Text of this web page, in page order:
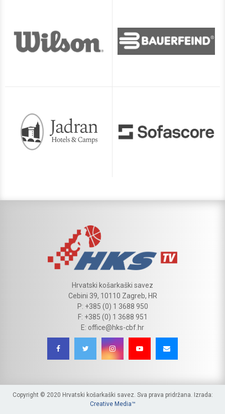
Hrvatski košarkaški savez
Cebini 39, 10110 Zagreb, HR
P: +385 (0) 1 3688 950
F: +385 (0) 1 3688 951
E: office@hks-cbf.hr
Copyright © 2020 Hrvatski košarkaški savez. Sva prava pridržana. Izrada:
Creative Media™